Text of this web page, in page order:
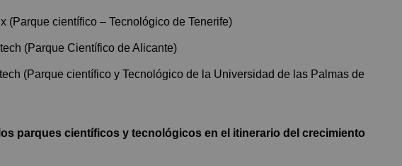
(Parque científico – Tecnológico de Tenerife)
(Parque Científico de Alicante)
(Parque científico y Tecnológico de la Universidad de las Palmas de
parques científicos y tecnológicos en el itinerario del crecimiento